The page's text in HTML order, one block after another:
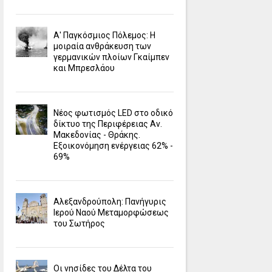
Α' Παγκόσμιος Πόλεμος: Η
μοιραία ανθράκευση των
γερμανικών πλοίων Γκαίμπεν
και Μπρεσλάου
Νέος φωτισμός LED στο οδικό
δίκτυο της Περιφέρειας Αν.
Μακεδονίας - Θράκης.
Εξοικονόμηση ενέργειας 62% -
69%
Αλεξανδρούπολη: Πανήγυρις
Ιερού Ναού Μεταμορφώσεως
του Σωτήρος
Οι νησίδες του Δέλτα του